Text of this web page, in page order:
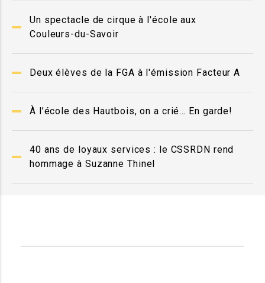
Un spectacle de cirque à l'école aux
Couleurs-du-Savoir
Deux élèves de la FGA à l'émission Facteur A
À l’école des Hautbois, on a crié… En garde!
40 ans de loyaux services : le CSSRDN rend
hommage à Suzanne Thinel